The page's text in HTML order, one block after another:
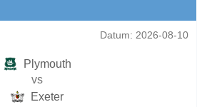
Datum: 2026-08-10
Plymouth
vs
Exeter